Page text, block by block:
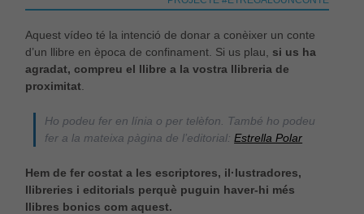
Aquest vídeo té la intenció de donar a conèixer un conte
d’un llibre en època de confinament. Si us plau, si us ha
agradat, compreu el llibre a la vostra llibreria de
proximitat.
Ho podeu fer en línia o per telèfon. També ho podeu
fer a la mateixa pàgina de l’editorial:Estrella Polar
Hem de fer costat a les escriptores, il·lustradores,
llibreries i editorials perquè puguin haver-hi més
llibres bonics com aquest.
Estadístiques
Per a millorar
cookies.
Experiència
Per tal que el